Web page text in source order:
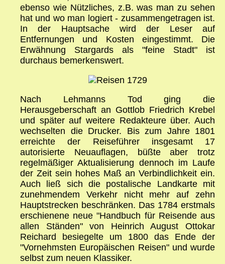
ebenso wie Nützliches, z.B. was man zu sehen
hat und wo man logiert - zusammengetragen ist.
In der Hauptsache wird der Leser auf
Entfernungen und Kosten eingestimmt. Die
Erwähnung Stargards als "feine Stadt" ist
durchaus bemerkenswert.
Nach Lehmanns Tod ging die
Herausgeberschaft an Gottlob Friedrich Krebel
und später auf weitere Redakteure über. Auch
wechselten die Drucker. Bis zum Jahre 1801
erreichte der Reiseführer insgesamt 17
autorisierte Neuauflagen, büßte aber trotz
regelmäßiger Aktualisierung dennoch im Laufe
der Zeit sein hohes Maß an Verbindlichkeit ein.
Auch ließ sich die postalische Landkarte mit
zunehmendem Verkehr nicht mehr auf zehn
Hauptstrecken beschränken. Das 1784 erstmals
erschienene neue "Handbuch für Reisende aus
allen Ständen" von Heinrich August Ottokar
Reichard besiegelte um 1800 das Ende der
"Vornehmsten Europäischen Reisen" und wurde
selbst zum neuen Klassiker.